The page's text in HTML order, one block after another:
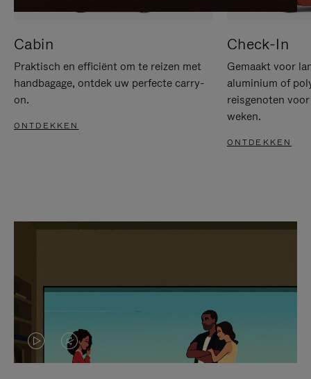
Cabin
Praktisch en efficiënt om te reizen met
handbagage, ontdek uw perfecte carry-
on.
ONTDEKKEN
Check-In
Gemaakt voor
aluminium of
reisgenoten
weken.
ONTDEKKEN
VIDEO
HET